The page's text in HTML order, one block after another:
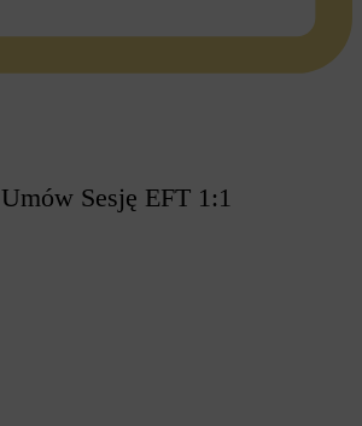
Umów Sesję EFT 1:1